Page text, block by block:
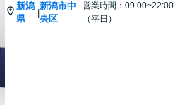
新潟
県
|
新潟市中
央区
営業時間：09:00~22:00
（平日）